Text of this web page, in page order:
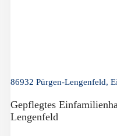
86932 Pürgen-Lengenfeld,
Gepflegtes
Lengenfeld